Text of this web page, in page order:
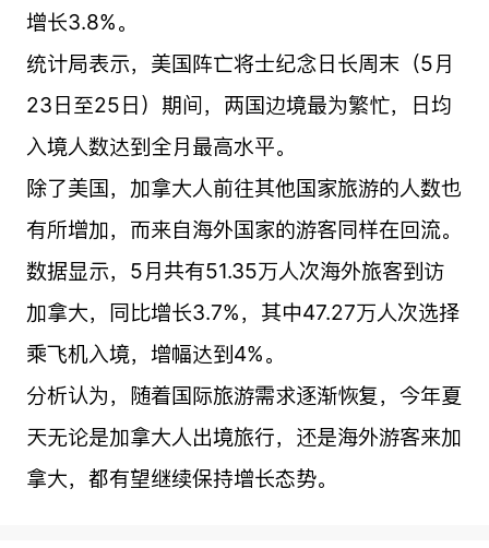
增长3.8%。
统计局表示，美国阵亡将士纪念日长周末（5月
23日至25日）期间，两国边境最为繁忙，日均
入境人数达到全月最高水平。
除了美国，加拿大人前往其他国家旅游的人数也
有所增加，而来自海外国家的游客同样在回流。
数据显示，5月共有51.35万人次海外旅客到访
加拿大，同比增长3.7%，其中47.27万人次选择
乘飞机入境，增幅达到4%。
分析认为，随着国际旅游需求逐渐恢复，今年夏
天无论是加拿大人出境旅行，还是海外游客来加
拿大，都有望继续保持增长态势。